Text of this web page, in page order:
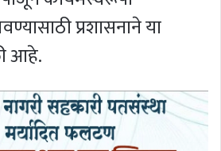
प्रशासनाने या
आहे.